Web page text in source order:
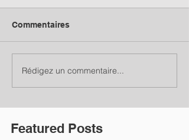
Commentaires
Rédigez un commentaire...
Featured Posts